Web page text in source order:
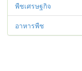
พืชเศรษฐกิจ
อาหารพืช